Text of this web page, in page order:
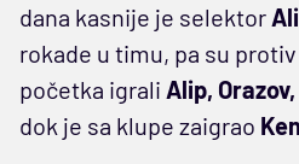
dana kasnije je selektor
rokade u timu, pa su
početka igrali Alip,
dok je sa klupe zaigrao